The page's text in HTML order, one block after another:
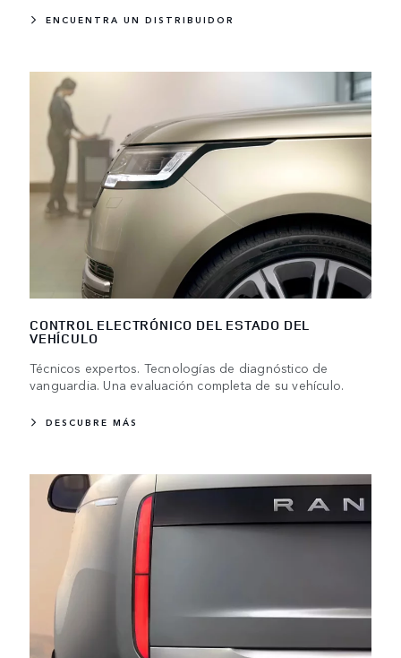
ENCUENTRA UN DISTRIBUIDOR
CONTROL ELECTRÓNICO DEL ESTADO DEL
VEHÍCULO
Técnicos expertos. Tecnologías de diagnóstico de
vanguardia. Una evaluación completa de su vehículo.
DESCUBRE MÁS